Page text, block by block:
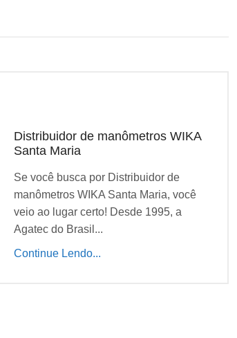
Distribuidor de manômetros WIKA
Santa Maria
Se você busca por Distribuidor de
manômetros WIKA Santa Maria, você
veio ao lugar certo! Desde 1995, a
Agatec do Brasil...
Continue Lendo...